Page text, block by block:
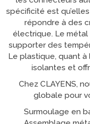
spécificité est
répondre à des
électrique. Le
supporter des
Le plastique, quant
isolantes et
Chez CLAYENS,
globale pour
Surmoulage en